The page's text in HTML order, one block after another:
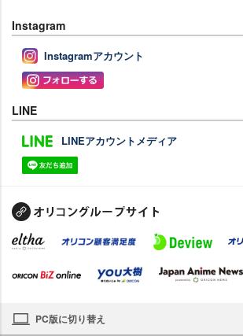
Instagram
Instagramアカウント
LINE
LINEアカウントメディア
PC版に切り替え